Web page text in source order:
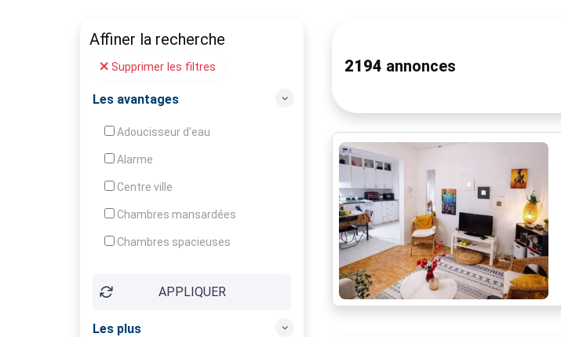
Affiner la recherche
Supprimer les filtres
Les avantages
Adoucisseur d'eau
Alarme
Centre ville
Chambres mansardées
Chambres spacieuses
Ensoleillé (e)
Entièrement rénové
APPLIQUER
Les plus
2194 annonces